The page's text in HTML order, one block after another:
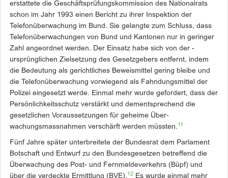
erstattete die Geschäftsprüfungskommission des Nationalrats
schon im Jahr 1993 einen Bericht zu ihrer Inspektion der
Telefonüberwachung im Bund. Sie gelangte zum Schluss, dass
Telefonüberwachungen von Bund und Kantonen nur in geringer
Zahl angeordnet werden. Der Einsatz habe sich von der ­
ursprünglichen Zielsetzung des Gesetzgebers entfernt, indem
die Bedeutung als gerichtliches Beweismittel gering bleibe und
die Telefonüberwachung vorwiegend als Fahndungsmittel der
Polizei eingesetzt werde. Einmal mehr wurde gefordert, dass der
Persönlichkeitsschutz verstärkt und ­dementsprechend die
gesetzlichen Vor­aussetzungen für geheime Über­
wachungsmassnahmen verschärft werden müssten. 11
Fünf Jahre später unterbreitete der Bundesrat dem Parlament
Botschaft und Entwurf zu den ­Bundesgesetzen betreffend die
Überwachung des Post- und Fernmeldeverkehrs (Büpf) und
über die verdeckte Ermittlung (BVE). 12 Es wurde einmal mehr